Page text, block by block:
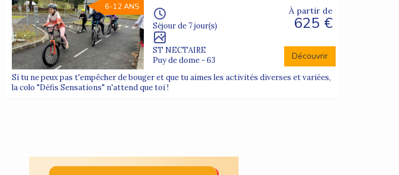
6-12 ANS
Séjour de 7 jour(s)
ST NECTAIRE
Puy de dome - 63
À partir de
625 €
Découvrir
Si tu ne peux pas t'empêcher de bouger et que tu aimes les activités diverses et variées,
la colo "Défis Sensations" n'attend que toi !